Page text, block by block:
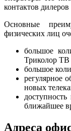
контактов
Основные
физических лиц
большое
Триколор ТВ
большое
регулярное
новых
ближайшее
Адреса